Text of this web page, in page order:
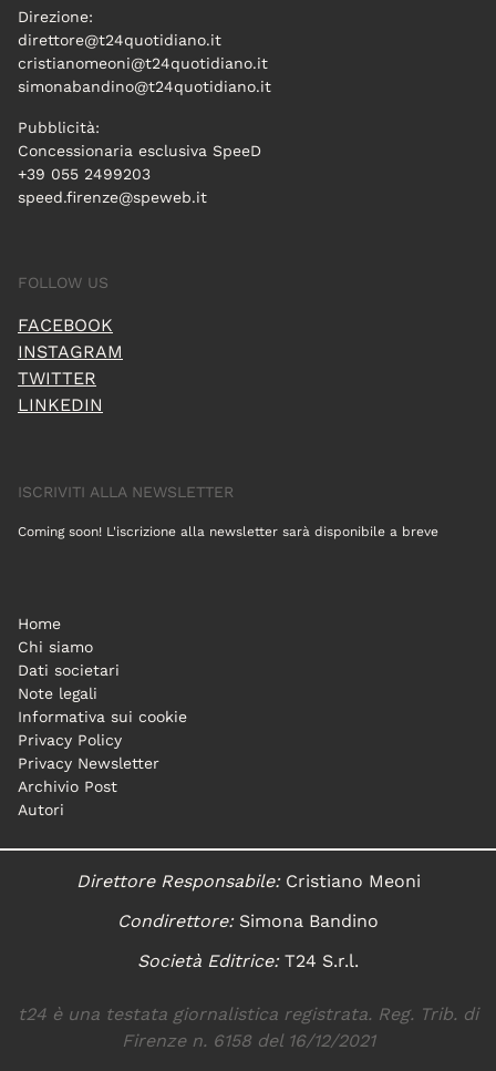
Direzione:
direttore@t24quotidiano.it
cristianomeoni@t24quotidiano.it
simonabandino@t24quotidiano.it
Pubblicità:
Concessionaria esclusiva SpeeD
+39 055 2499203
speed.firenze@speweb.it
FOLLOW US
FACEBOOK
INSTAGRAM
TWITTER
LINKEDIN
ISCRIVITI ALLA NEWSLETTER
Coming soon! L'iscrizione alla newsletter sarà disponibile a breve
Home
Chi siamo
Dati societari
Note legali
Informativa sui cookie
Privacy Policy
Privacy Newsletter
Archivio Post
Autori
Direttore Responsabile:Cristiano Meoni
Condirettore:Simona Bandino
Società Editrice:T24 S.r.l.
t24 è una testata giornalistica registrata. Reg. Trib. di
Firenze n. 6158 del 16/12/2021